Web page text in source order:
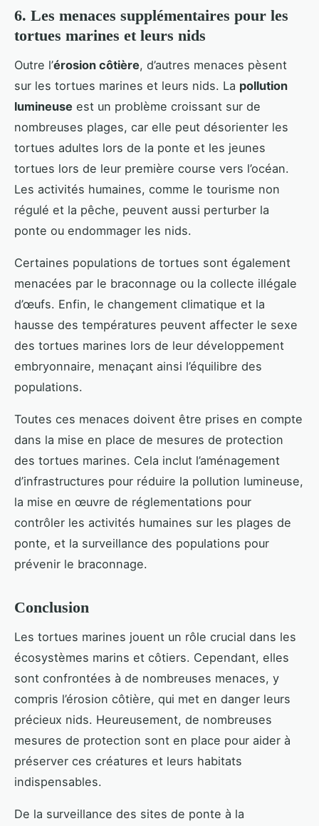
6. Les menaces supplémentaires pour les
tortues marines et leurs nids
Outre l’érosion côtière, d’autres menaces pèsent
sur les tortues marines et leurs nids. La pollution
lumineuse est un problème croissant sur de
nombreuses plages, car elle peut désorienter les
tortues adultes lors de la ponte et les jeunes
tortues lors de leur première course vers l’océan.
Les activités humaines, comme le tourisme non
régulé et la pêche, peuvent aussi perturber la
ponte ou endommager les nids.
Certaines populations de tortues sont également
menacées par le braconnage ou la collecte illégale
d’œufs. Enfin, le changement climatique et la
hausse des températures peuvent affecter le sexe
des tortues marines lors de leur développement
embryonnaire, menaçant ainsi l’équilibre des
populations.
Toutes ces menaces doivent être prises en compte
dans la mise en place de mesures de protection
des tortues marines. Cela inclut l’aménagement
d’infrastructures pour réduire la pollution lumineuse,
la mise en œuvre de réglementations pour
contrôler les activités humaines sur les plages de
ponte, et la surveillance des populations pour
prévenir le braconnage.
Conclusion
Les tortues marines jouent un rôle crucial dans les
écosystèmes marins et côtiers. Cependant, elles
sont confrontées à de nombreuses menaces, y
compris l’érosion côtière, qui met en danger leurs
précieux nids. Heureusement, de nombreuses
mesures de protection sont en place pour aider à
préserver ces créatures et leurs habitats
indispensables.
De la surveillance des sites de ponte à la